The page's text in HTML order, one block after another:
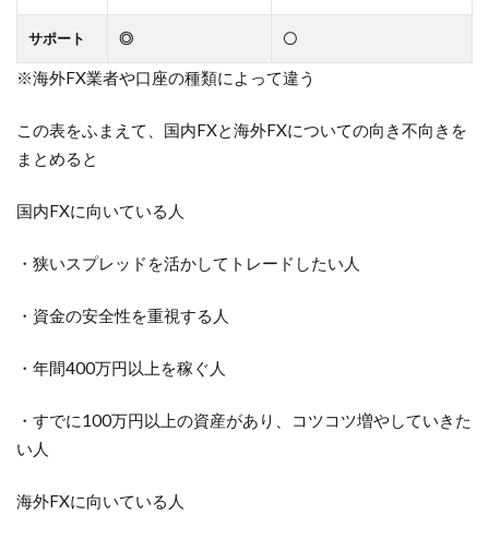
サポート ◎ 〇
※海外FX業者や口座の種類によって違う
この表をふまえて、国内FXと海外FXについての向き不向きを
まとめると
国内FXに向いている人
・狭いスプレッドを活かしてトレードしたい人
・資金の安全性を重視する人
・年間400万円以上を稼ぐ人
・すでに100万円以上の資産があり、コツコツ増やしていきた
い人
海外FXに向いている人